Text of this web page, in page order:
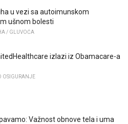
u vezi sa autoimunskom
ušnom bolesti
/ GLUVOĆA
izlazi iz Obamacare-a
OSIGURANJE
Važnost obnove tela i uma